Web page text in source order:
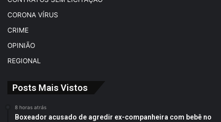
CORONA VÍRUS
CRIME
OPINIÃO
REGIONAL
Posts Mais Vistos
8 horas atrás
Boxeador acusado de agredir ex-companheira com bebê no